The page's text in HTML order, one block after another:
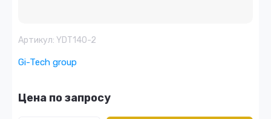
Артикул: YDT140-2
Gi-Tech group
Цена по запросу